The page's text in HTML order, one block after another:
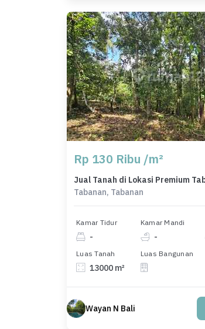
Rp 130 Ribu /m²
Tabanan, Tabanan
Kamar Tidur
-
Kamar Mandi
-
Luas Tanah
13000 m²
Luas Bangunan
Wayan N Bali